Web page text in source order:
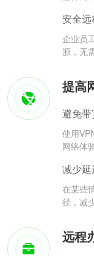
安全
企业员
源，无
提高
避免
使用
网络体
减少延
在某些
径，减
远程